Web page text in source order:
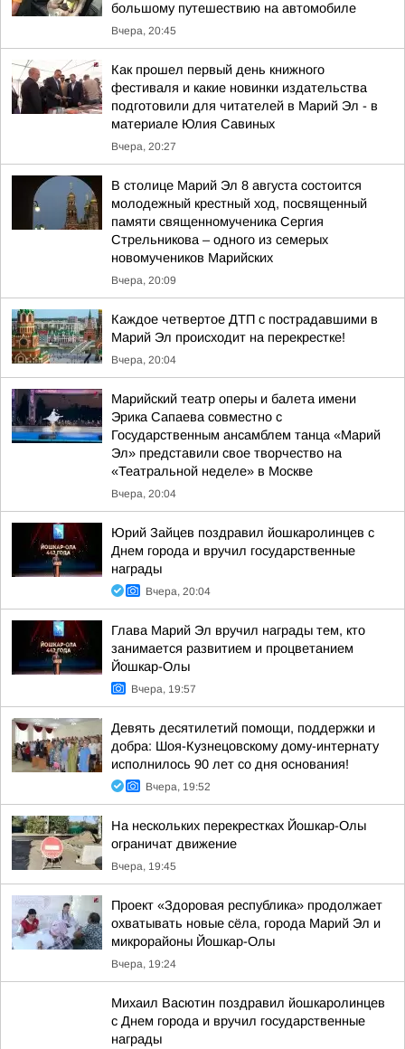
большому путешествию на автомобиле
Вчера, 20:45
Как прошел первый день книжного
фестиваля и какие новинки издательства
подготовили для читателей в Марий Эл - в
материале Юлия Савиных
Вчера, 20:27
В столице Марий Эл 8 августа состоится
молодежный крестный ход, посвященный
памяти священномученика Сергия
Стрельникова – одного из семерых
новомучеников Марийских
Вчера, 20:09
Каждое четвертое ДТП с пострадавшими в
Марий Эл происходит на перекрестке!
Вчера, 20:04
Марийский театр оперы и балета имени
Эрика Сапаева совместно с
Государственным ансамблем танца «Марий
Эл» представили свое творчество на
«Театральной неделе» в Москве
Вчера, 20:04
Юрий Зайцев поздравил йошкаролинцев с
Днем города и вручил государственные
награды
Вчера, 20:04
Глава Марий Эл вручил награды тем, кто
занимается развитием и процветанием
Йошкар-Олы
Вчера, 19:57
Девять десятилетий помощи, поддержки и
добра: Шоя-Кузнецовскому дому-интернату
исполнилось 90 лет со дня основания!
Вчера, 19:52
На нескольких перекрестках Йошкар-Олы
ограничат движение
Вчера, 19:45
Проект «Здоровая республика» продолжает
охватывать новые сёла, города Марий Эл и
микрорайоны Йошкар-Олы
Вчера, 19:24
Михаил Васютин поздравил йошкаролинцев
с Днем города и вручил государственные
награды